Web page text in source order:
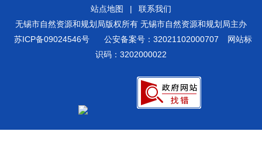
站点地图 |
联系我们
无锡市自然资源和规划局版权所有 无锡市自然资源和规划局主办
苏ICP备09024546号
公安备案号：32021102000707
网站标
识码：3202000022